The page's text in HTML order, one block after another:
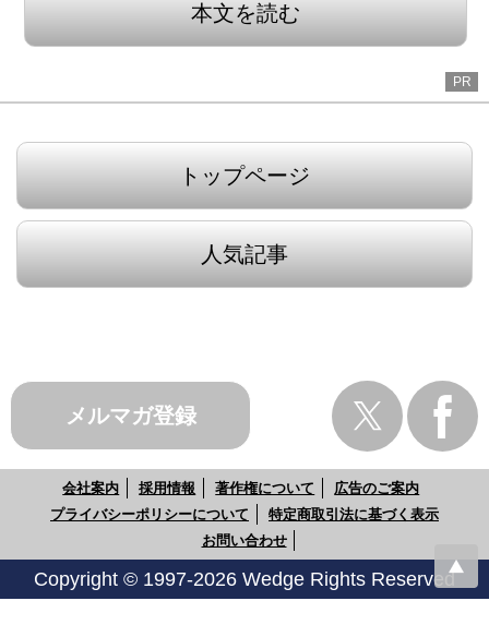
本文を読む
PR
トップページ
人気記事
メルマガ登録
会社案内 採用情報 著作権について
広告のご案内
プライバシーポリシーについて
特定商取引法に基づく表示
お問い合わせ
Copyright © 1997-2026 Wedge Rights Reserved